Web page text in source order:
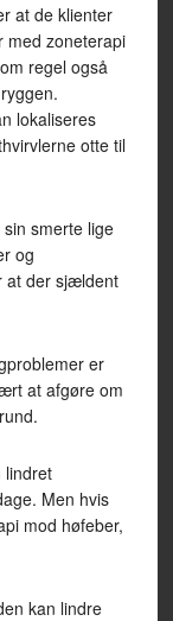
at de klienter
med zoneterapi
regel også
lokaliseres
otte til
smerte lige
og
at der sjældent
er
at afgøre om
lindret
Men hvis
mod høfeber,
kan lindre